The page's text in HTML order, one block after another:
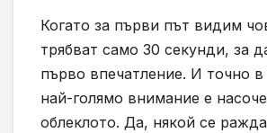
Когато за първи път видим
трябват само 30 секунди, за
първо впечатление. И точно
най-голямо внимание е
облеклото. Да, някой се